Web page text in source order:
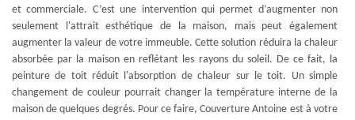
et commerciale. C’est une intervention qui permet d’augmenter non
seulement l'attrait esthétique de la maison, mais peut également
augmenter la valeur de votre immeuble. Cette solution réduira la chaleur
absorbée par la maison en reflétant les rayons du soleil. De ce fait, la
peinture de toit réduit l'absorption de chaleur sur le toit. Un simple
changement de couleur pourrait changer la température interne de la
maison de quelques degrés. Pour ce faire, Couverture Antoine est à votre